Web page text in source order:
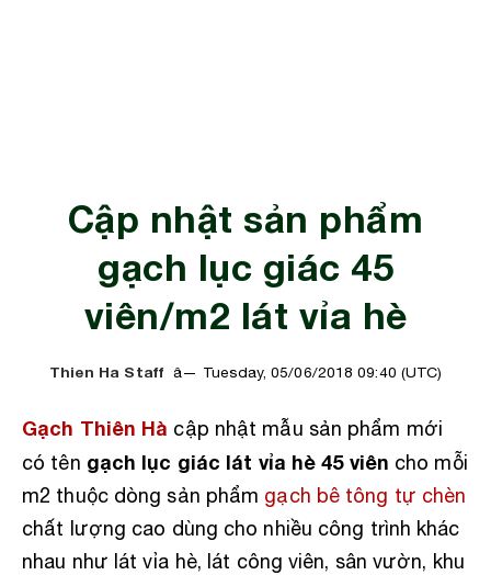
Cập nhật sản phẩm
gạch lục giác 45
viên/m2 lát vỉa hè
Thien Ha Staff Tuesday, 05/06/2018 09:40 (UTC)
Gạch Thiên Hà cập nhật mẫu sản phẩm mới
có tên gạch lục giác lát vỉa hè 45 viên cho mỗi
m2 thuộc dòng sản phẩm gạch bê tông tự chèn
chất lượng cao dùng cho nhiều công trình khác
nhau như lát vỉa hè, lát công viên, sân vườn, khu